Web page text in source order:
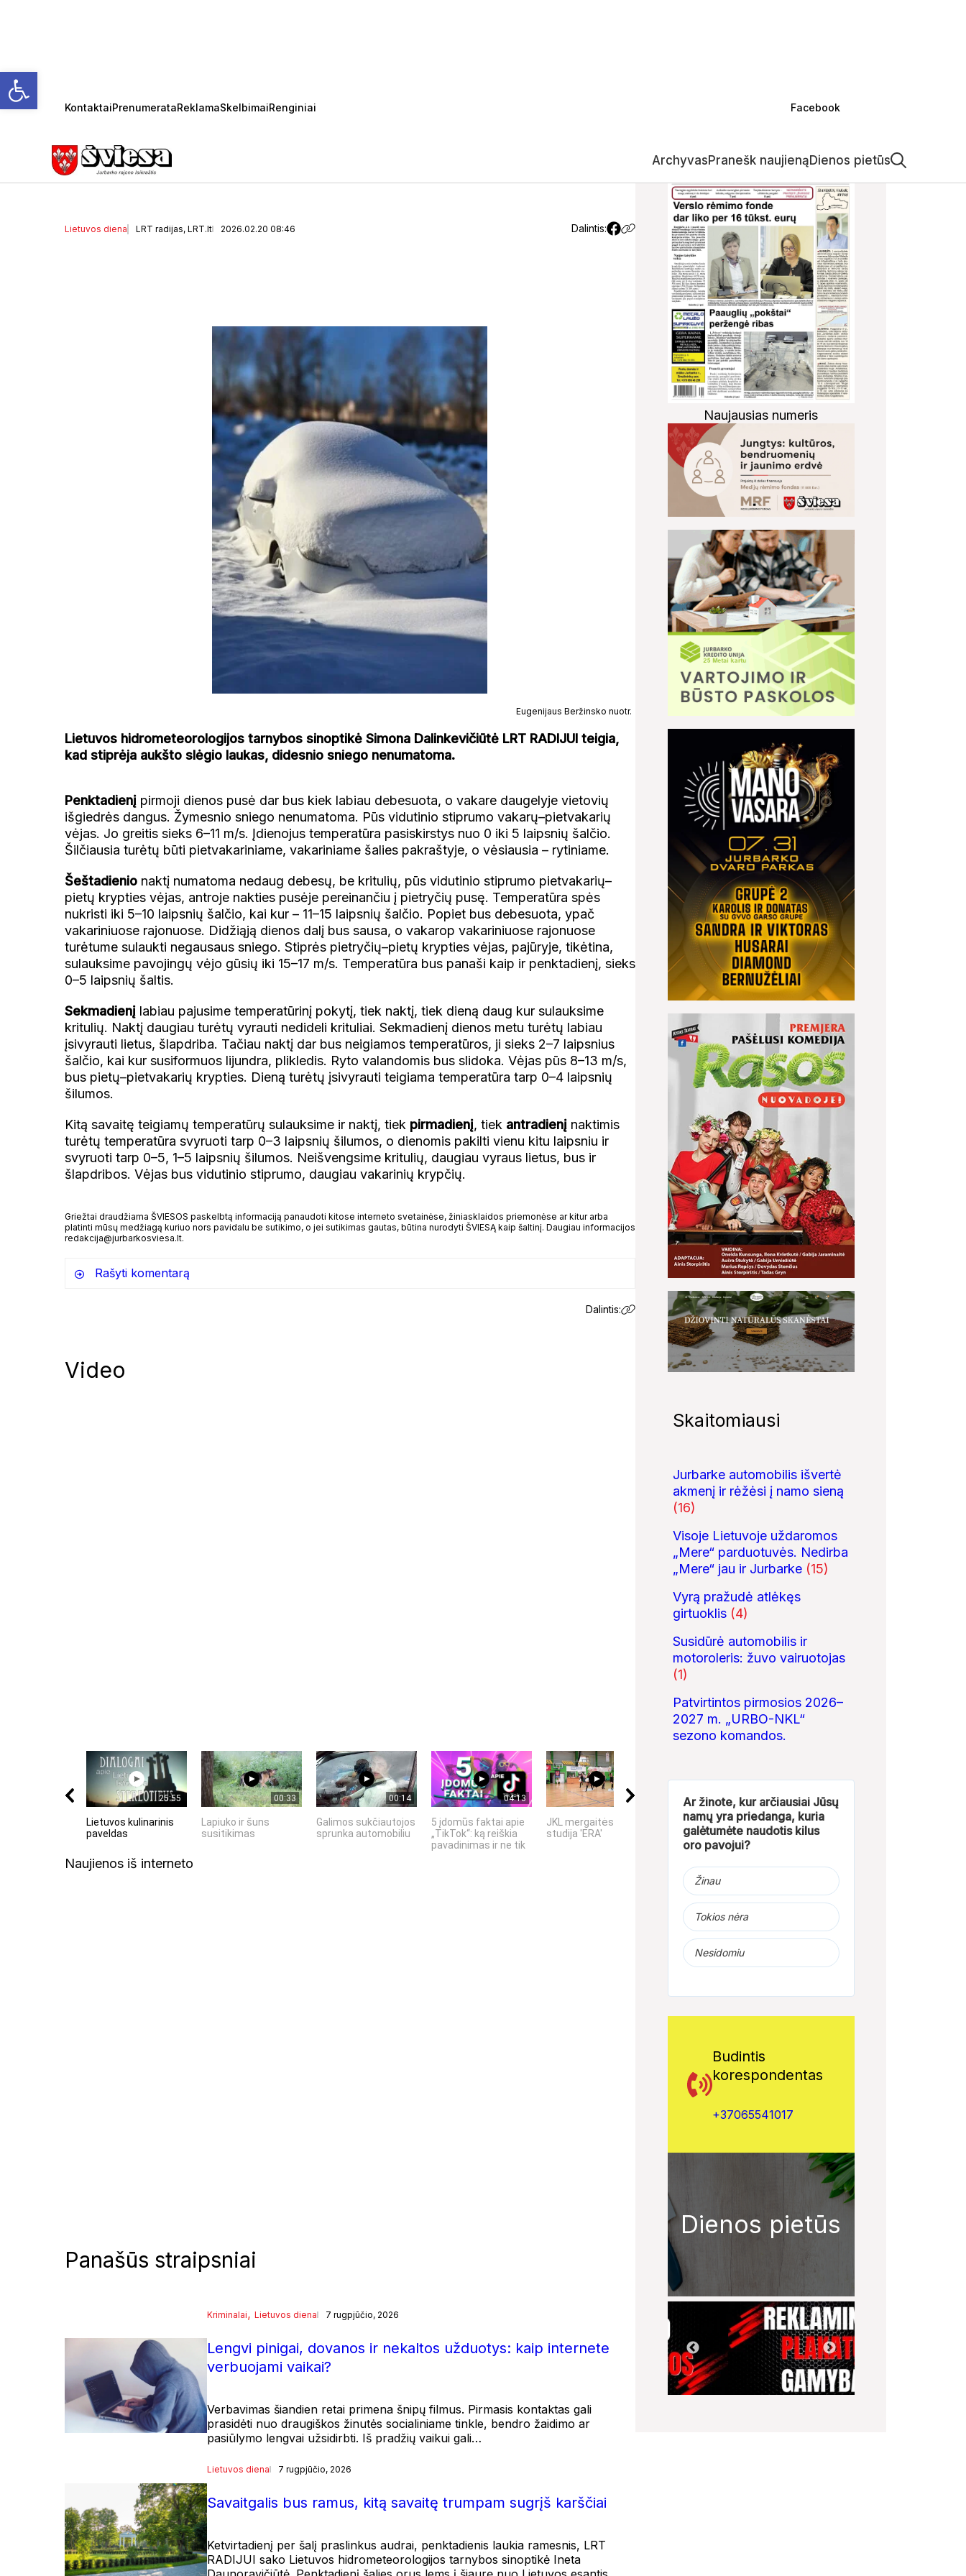
Open toolbar
KontaktaiPrenumerataReklamaSkelbimaiRenginiai Facebook
ArchyvasPranešk naujienąDienos pietūs
Orų prognozė: didesnio sniego nenumatoma,
temperatūra sieks iki 5 laipsnių šalčio
Lietuvos diena LRT radijas, LRT.lt 2026.02.20 08:46 Dalintis:
Eugenijaus Beržinsko nuotr.
Lietuvos hidrometeorologijos tarnybos sinoptikė Simona Dalinkevičiūtė LRT RADIJUI teigia,
kad stiprėja aukšto slėgio laukas, didesnio sniego nenumatoma.
Penktadienį pirmoji dienos pusė dar bus kiek labiau debesuota, o vakare daugelyje vietovių
išgiedrės dangus. Žymesnio sniego nenumatoma. Pūs vidutinio stiprumo vakarų–pietvakarių
vėjas. Jo greitis sieks 6–11 m/s. Įdienojus temperatūra pasiskirstys nuo 0 iki 5 laipsnių šalčio.
Šilčiausia turėtų būti pietvakariniame, vakariniame šalies pakraštyje, o vėsiausia – rytiniame.
Šeštadienio naktį numatoma nedaug debesų, be kritulių, pūs vidutinio stiprumo pietvakarių–
pietų krypties vėjas, antroje nakties pusėje pereinančiu į pietryčių pusę. Temperatūra spės
nukristi iki 5–10 laipsnių šalčio, kai kur – 11–15 laipsnių šalčio. Popiet bus debesuota, ypač
vakariniuose rajonuose. Didžiąją dienos dalį bus sausa, o vakarop vakariniuose rajonuose
turėtume sulaukti negausaus sniego. Stiprės pietryčių–pietų krypties vėjas, pajūryje, tikėtina,
sulauksime pavojingų vėjo gūsių iki 15–17 m/s. Temperatūra bus panaši kaip ir penktadienį, sieks
0–5 laipsnių šaltis.
Sekmadienį labiau pajusime temperatūrinį pokytį, tiek naktį, tiek dieną daug kur sulauksime
kritulių. Naktį daugiau turėtų vyrauti nedideli krituliai. Sekmadienį dienos metu turėtų labiau
įsivyrauti lietus, šlapdriba. Tačiau naktį dar bus neigiamos temperatūros, ji sieks 2–7 laipsnius
šalčio, kai kur susiformuos lijundra, plikledis. Ryto valandomis bus slidoka. Vėjas pūs 8–13 m/s,
bus pietų–pietvakarių krypties. Dieną turėtų įsivyrauti teigiama temperatūra tarp 0–4 laipsnių
šilumos.
Kitą savaitę teigiamų temperatūrų sulauksime ir naktį, tiek pirmadienį, tiek antradienį naktimis
turėtų temperatūra svyruoti tarp 0–3 laipsnių šilumos, o dienomis pakilti vienu kitu laipsniu ir
svyruoti tarp 0–5, 1–5 laipsnių šilumos. Neišvengsime kritulių, daugiau vyraus lietus, bus ir
šlapdribos. Vėjas bus vidutinio stiprumo, daugiau vakarinių krypčių.
Griežtai draudžiama ŠVIESOS paskelbtą informaciją panaudoti kitose interneto svetainėse, žiniasklaidos priemonėse ar kitur arba
platinti mūsų medžiagą kuriuo nors pavidalu be sutikimo, o jei sutikimas gautas, būtina nurodyti ŠVIESĄ kaip šaltinį. Daugiau informacijos
redakcija@jurbarkosviesa.lt.
Rašyti komentarą
Dalintis:
Video
25:55
Lietuvos kulinarinis
paveldas
00:33
Lapiuko ir šuns
susitikimas
00:14
Galimos sukčiautojos
sprunka automobiliu
04:13
5 įdomūs faktai apie
„TikTok“: ką reiškia
pavadinimas ir ne tik
01:52
JKL mergaitės - šokių
studija 'ERA'
00:08
Narkotikų platintojo
sulaikymas Jurbarke
KĄ SLEPIA BALTIJOS
JŪRA? 5
Naujienos iš interneto
Panašūs straipsniai
Kriminalai, Lietuvos diena 7 rugpjūčio, 2026
Lengvi pinigai, dovanos ir nekaltos užduotys: kaip internete
verbuojami vaikai?
Verbavimas šiandien retai primena šnipų filmus. Pirmasis kontaktas gali
prasidėti nuo draugiškos žinutės socialiniame tinkle, bendro žaidimo ar
pasiūlymo lengvai užsidirbti. Iš pradžių vaikui gali…
Lietuvos diena 7 rugpjūčio, 2026
Savaitgalis bus ramus, kitą savaitę trumpam sugrįš karščiai
Ketvirtadienį per šalį praslinkus audrai, penktadienis laukia ramesnis, LRT
RADIJUI sako Lietuvos hidrometeorologijos tarnybos sinoptikė Ineta
Naujausias numeris
Skaitomiausi
Jurbarke automobilis išvertė
akmenį ir rėžėsi į namo sieną
(16)
Visoje Lietuvoje uždaromos
„Mere“ parduotuvės. Nedirba
„Mere“ jau ir Jurbarke (15)
Vyrą pražudė atlėkęs
girtuoklis (4)
Susidūrė automobilis ir
motoroleris: žuvo vairuotojas
(1)
Patvirtintos pirmosios 2026–
2027 m. „URBO-NKL“
sezono komandos.
Ar žinote, kur arčiausiai Jūsų
namų yra priedanga, kuria
galėtumėte naudotis kilus
oro pavojui?
Žinau
Tokios nėra
Nesidomiu
Budintis
korespondentas
+37065541017
Dienos pietūs